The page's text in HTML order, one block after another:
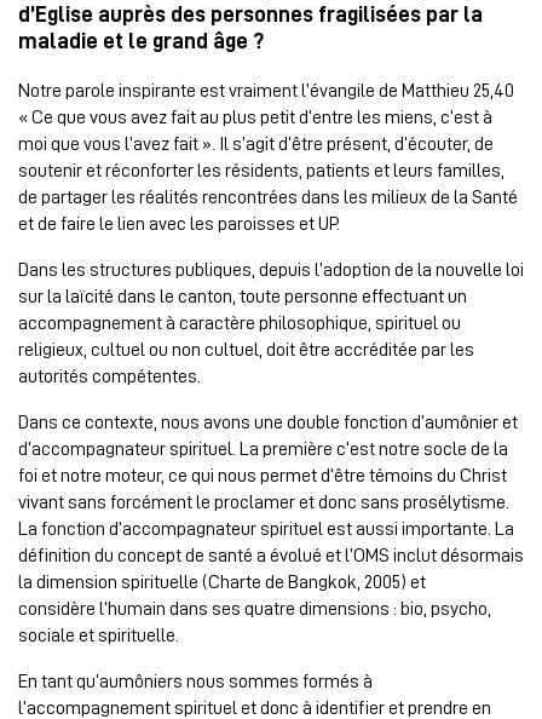
d’Eglise auprès des personnes fragilisées par la
maladie et le grand âge ?
Notre parole inspirante est vraiment l’évangile de Matthieu 25,40
« Ce que vous avez fait au plus petit d’entre les miens, c’est à
moi que vous l’avez fait ». Il s’agit d’être présent, d’écouter, de
soutenir et réconforter les résidents, patients et leurs familles,
de partager les réalités rencontrées dans les milieux de la Santé
et de faire le lien avec les paroisses et UP.
Dans les structures publiques, depuis l’adoption de la nouvelle loi
sur la laïcité dans le canton, toute personne effectuant un
accompagnement à caractère philosophique, spirituel ou
religieux, cultuel ou non cultuel, doit être accréditée par les
autorités compétentes.
Dans ce contexte, nous avons une double fonction d’aumônier et
d’accompagnateur spirituel. La première c’est notre socle de la
foi et notre moteur, ce qui nous permet d’être témoins du Christ
vivant sans forcément le proclamer et donc sans prosélytisme.
La fonction d’accompagnateur spirituel est aussi importante. La
définition du concept de santé a évolué et l’OMS inclut désormais
la dimension spirituelle (Charte de Bangkok, 2005) et
considère l’humain dans ses quatre dimensions : bio, psycho,
sociale et spirituelle.
En tant qu’aumôniers nous sommes formés à
l’accompagnement spirituel et donc à identifier et prendre en